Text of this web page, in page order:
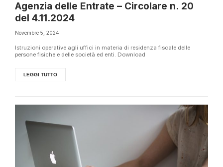
Agenzia delle Entrate – Circolare n. 20
del 4.11.2024
Novembre 5, 2024
Istruzioni operative agli uffici in materia di residenza fiscale delle
persone fisiche e delle società ed enti. Download
LEGGI TUTTO